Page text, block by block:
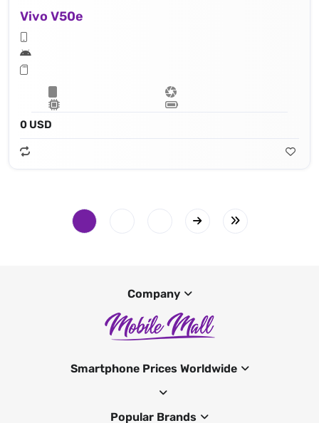
Vivo V50e
0 USD
Company
Smartphone Prices Worldwide
Popular Brands